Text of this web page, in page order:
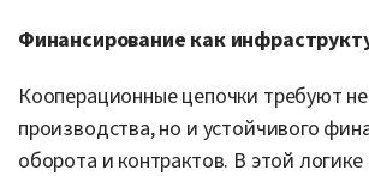
Финансирование как
Кооперационные цепочки требуют
производства, но и устойчивого
оборота и контрактов. В этой